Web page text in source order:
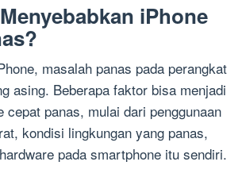
iPhone
masalah panas pada perangkat
asing. Beberapa faktor bisa menjadi
cepat panas, mulai dari penggunaan
kondisi lingkungan yang panas,
pada smartphone itu sendiri.